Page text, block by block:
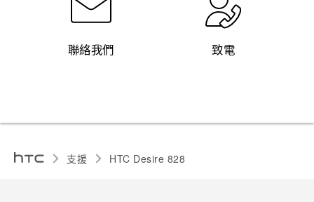
聯絡我們 致電
支援 HTC Desire 828‎